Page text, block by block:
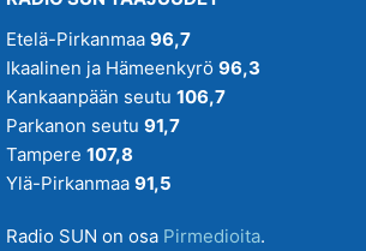
Etelä-Pirkanmaa 96,7
Ikaalinen ja Hämeenkyrö 96,3
Kankaanpään seutu 106,7
Parkanon seutu 91,7
Tampere 107,8
Ylä-Pirkanmaa 91,5
Radio SUN on osa Pirmedioita.